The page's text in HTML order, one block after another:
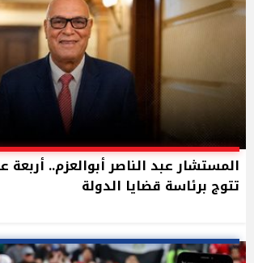
المستشار عبد الناصر أبوالعزم..
تتوج برئاسة قضايا الدولة